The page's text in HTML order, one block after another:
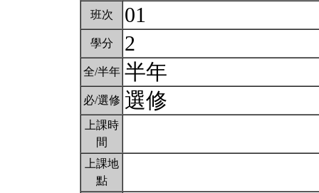
班次 01
學分 2
全/半年 半年
必/選修 選修
上課時
間
上課地
點